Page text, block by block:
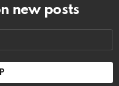
new posts